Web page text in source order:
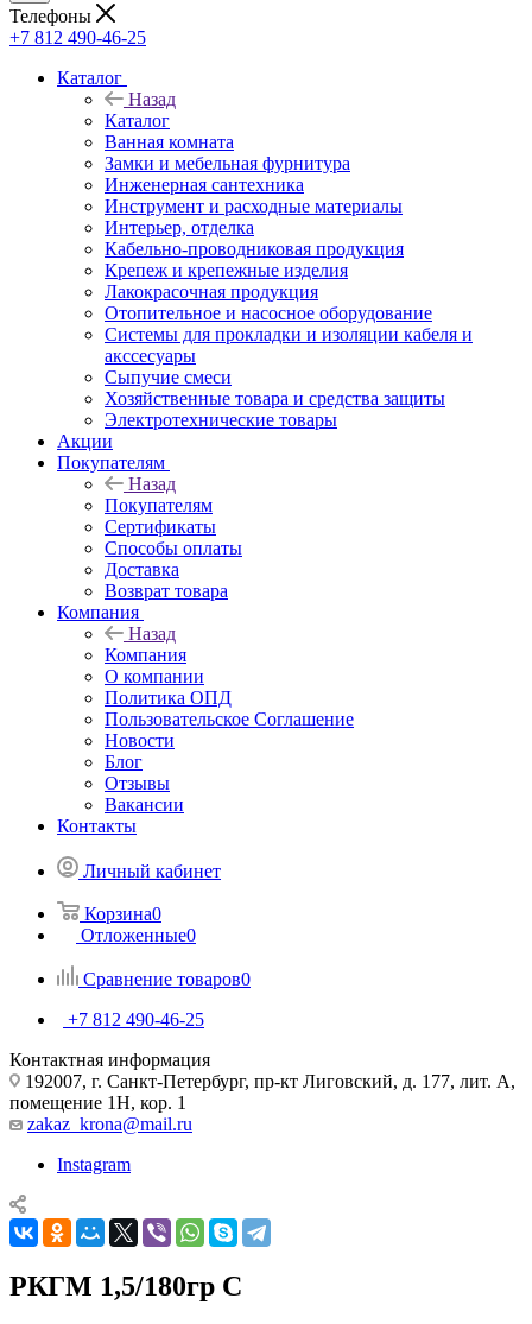
Телефоны
+7 812 490-46-25
Каталог
Назад
Каталог
Ванная комната
Замки и мебельная фурнитура
Инженерная сантехника
Инструмент и расходные материалы
Интерьер, отделка
Кабельно-проводниковая продукция
Крепеж и крепежные изделия
Лакокрасочная продукция
Отопительное и насосное оборудование
Системы для прокладки и изоляции кабеля и
акссесуары
Сыпучие смеси
Хозяйственные товара и средства защиты
Электротехнические товары
Акции
Покупателям
Назад
Покупателям
Сертификаты
Способы оплаты
Доставка
Возврат товара
Компания
Назад
Компания
О компании
Политика ОПД
Пользовательское Соглашение
Новости
Блог
Отзывы
Вакансии
Контакты
Личный кабинет
Корзина0
Отложенные0
Сравнение товаров0
+7 812 490-46-25
Контактная информация
192007, г. Санкт-Петербург, пр-кт Лиговский, д. 177, лит. А,
помещение 1Н, кор. 1
zakaz_krona@mail.ru
Instagram
РКГМ 1,5/180гр С